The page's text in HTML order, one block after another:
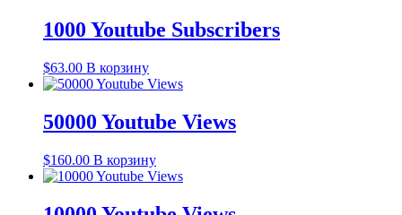
1000 Youtube Subscribers
$63.00 В корзину
50000 Youtube Views
$160.00 В корзину